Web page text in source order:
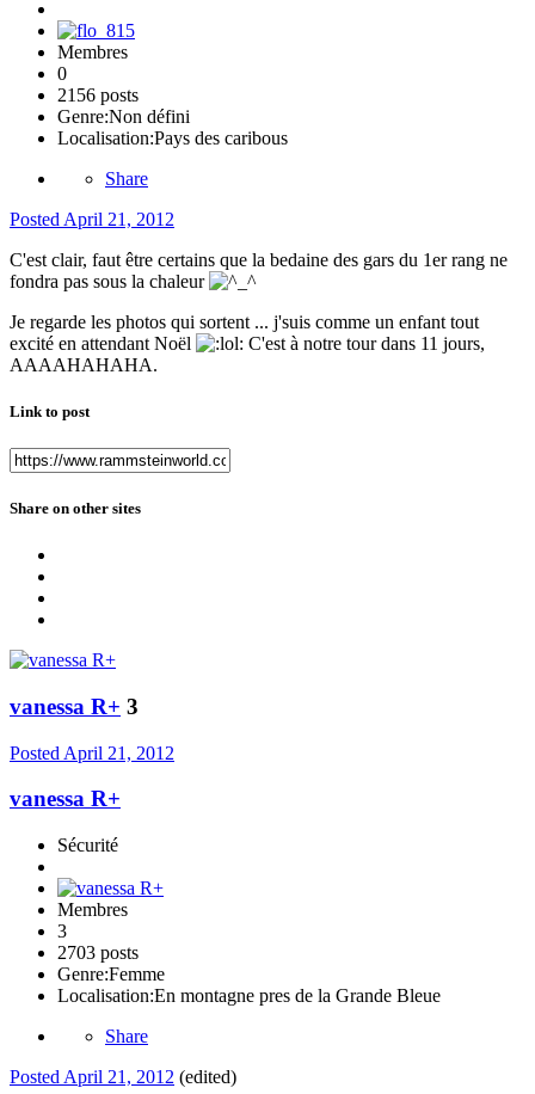
Membres
0
2156 posts
Genre:Non défini
Localisation:Pays des caribous
Share
Posted April 21, 2012
C'est clair, faut être certains que la bedaine des gars du 1er rang ne
fondra pas sous la chaleur
Je regarde les photos qui sortent ... j'suis comme un enfant tout
excité en attendant Noël
C'est à notre tour dans 11 jours,
AAAAHAHAHA.
Link to post
Share on other sites
vanessa R+ 3
Posted April 21, 2012
vanessa R+
Sécurité
Membres
3
2703 posts
Genre:Femme
Localisation:En montagne pres de la Grande Bleue
Share
Posted April 21, 2012 (edited)